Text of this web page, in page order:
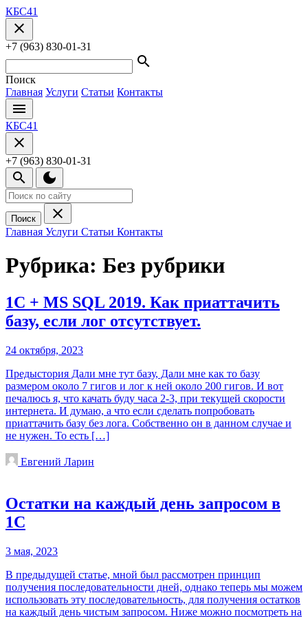
Перейти
к
содержанию
КБС41
close
Закрыть
выдвижной
+7 (963) 830-01-31
search
Поиск
Главная Услуги Статьи Контакты
menu
КБС41
close
Закрыть
выдвижной
блок
+7 (963) 830-01-31
search dark_mode
Поиск close
Главная Услуги Статьи Контакты
Рубрика: Без рубрики
1С + MS SQL 2019. Как приаттачить
базу, если лог отсутствует.
24 октября, 2023
Предыстория Дали мне тут базу, Дали мне как то базу
размером около 7 гигов и лог к ней около 200 гигов. И вот
печалюсь я, что качать буду часа 2-3, при текущей скорости
интернета. И думаю, а что если сделать попробовать
приаттачить базу без лога. Собственно он в данном случае и
не нужен. То есть […]
Евгений Ларин
Остатки на каждый день запросом в
1С
3 мая, 2023
В предыдущей статье, мной был рассмотрен принцип
получения последовательности дней, однако теперь мы можем
использовать эту последовательность, для получения остатков
на каждый день чистым запросом. Ниже можно посмотреть на